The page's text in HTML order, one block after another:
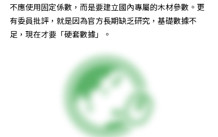
不應使用固定係數，而是要建立國內專屬的木材參數。更
有委員批評，就是因為官方長期缺乏研究，基礎數據不
足，現在才要「硬套數據」。